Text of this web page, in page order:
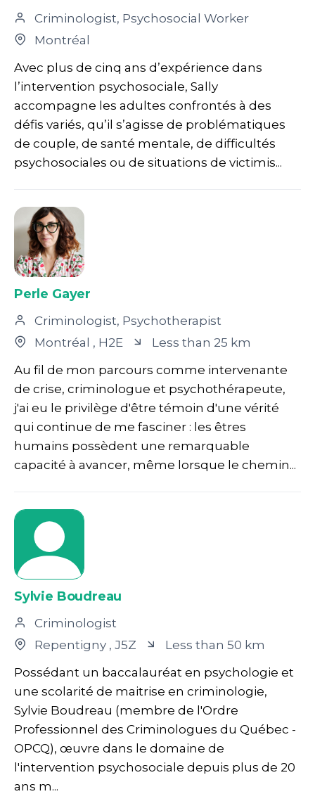
Criminologist, Psychosocial Worker
Montréal
Avec plus de cinq ans d’expérience dans
l’intervention psychosociale, Sally
accompagne les adultes confrontés à des
défis variés, qu’il s’agisse de problématiques
de couple, de santé mentale, de difficultés
psychosociales ou de situations de victimis...
Perle Gayer
Criminologist, Psychotherapist
Montréal , H2E
Less than 25 km
Au fil de mon parcours comme intervenante
de crise, criminologue et psychothérapeute,
j'ai eu le privilège d'être témoin d'une vérité
qui continue de me fasciner : les êtres
humains possèdent une remarquable
capacité à avancer, même lorsque le chemin...
Sylvie Boudreau
Criminologist
Repentigny , J5Z
Less than 50 km
Possédant un baccalauréat en psychologie et
une scolarité de maitrise en criminologie,
Sylvie Boudreau (membre de l'Ordre
Professionnel des Criminologues du Québec -
OPCQ), œuvre dans le domaine de
l'intervention psychosociale depuis plus de 20
ans m...